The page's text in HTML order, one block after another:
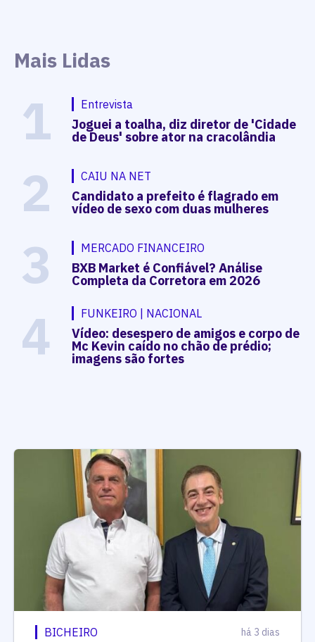
Mais Lidas
1 Entrevista
Joguei a toalha, diz diretor de 'Cidade
de Deus' sobre ator na cracolândia
2 CAIU NA NET
Candidato a prefeito é flagrado em
vídeo de sexo com duas mulheres
3 MERCADO FINANCEIRO
BXB Market é Confiável? Análise
Completa da Corretora em 2026
4 FUNKEIRO | NACIONAL
Vídeo: desespero de amigos e corpo de
Mc Kevin caído no chão de prédio;
imagens são fortes
BICHEIRO há 3 dias